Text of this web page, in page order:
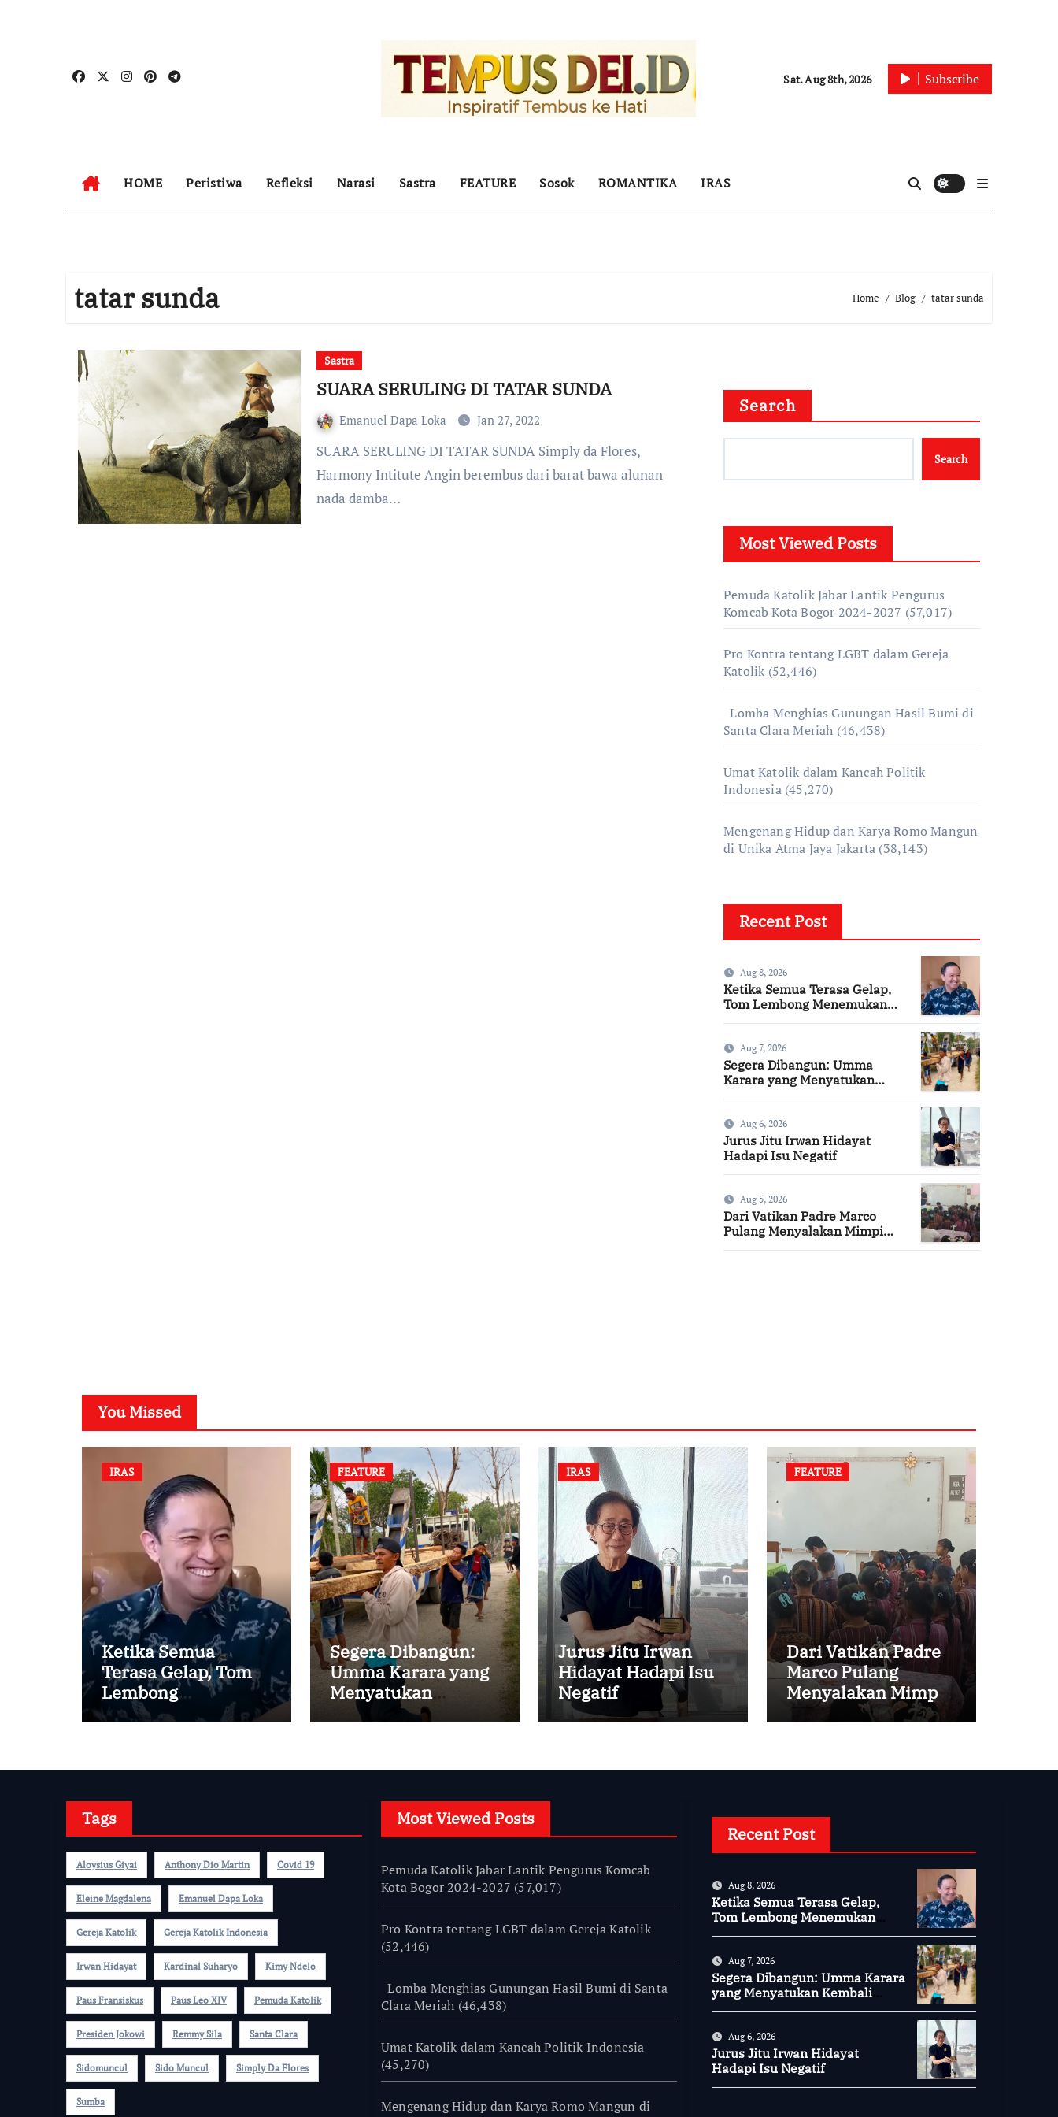
Sat. Aug 8th, 2026 Subscribe
HOME Peristiwa Refleksi Narasi Sastra FEATURE Sosok ROMANTIKA IRAS
tatar sunda Home Blog tatar sunda
Sastra
SUARA SERULING DI TATAR SUNDA
Emanuel Dapa Loka Jan 27, 2022
SUARA SERULING DI TATAR SUNDA Simply da Flores,
Harmony Intitute Angin berembus dari barat bawa alunan
nada damba…
Search
Search
Most Viewed Posts
Pemuda Katolik Jabar Lantik Pengurus
Komcab Kota Bogor 2024-2027 (57,017)
Pro Kontra tentang LGBT dalam Gereja
Katolik (52,446)
Lomba Menghias Gunungan Hasil Bumi di
Santa Clara Meriah (46,438)
Umat Katolik dalam Kancah Politik
Indonesia (45,270)
Mengenang Hidup dan Karya Romo Mangun
di Unika Atma Jaya Jakarta (38,143)
Recent Post
Aug 8, 2026
Ketika Semua Terasa Gelap,
Tom Lembong Menemukan
Aug 7, 2026
Segera Dibangun: Umma
Karara yang Menyatukan
Aug 6, 2026
Jurus Jitu Irwan Hidayat
Hadapi Isu Negatif
Aug 5, 2026
Dari Vatikan Padre Marco
Pulang Menyalakan Mimpi
You Missed
IRAS
Ketika Semua
Terasa Gelap, Tom
Lembong
Menemukan Cinta
FEATURE
Segera Dibangun:
Umma Karara yang
Menyatukan
Kembali
IRAS
Jurus Jitu Irwan
Hidayat Hadapi Isu
Negatif
FEATURE
Dari Vatikan Padre
Marco Pulang
Menyalakan Mimpi
Anak-anak Desa
Tags
Aloysius Giyai Anthony Dio Martin Covid 19
Eleine Magdalena Emanuel Dapa Loka
Gereja Katolik Gereja Katolik Indonesia
Irwan Hidayat Kardinal Suharyo Kimy Ndelo
Paus Fransiskus Paus Leo XIV Pemuda Katolik
Presiden Jokowi Remmy Sila Santa Clara
Sidomuncul Sido Muncul Simply Da Flores
Sumba
Most Viewed Posts
Pemuda Katolik Jabar Lantik Pengurus Komcab
Kota Bogor 2024-2027 (57,017)
Pro Kontra tentang LGBT dalam Gereja Katolik
(52,446)
Lomba Menghias Gunungan Hasil Bumi di Santa
Clara Meriah (46,438)
Umat Katolik dalam Kancah Politik Indonesia
(45,270)
Mengenang Hidup dan Karya Romo Mangun di
Recent Post
Aug 8, 2026
Ketika Semua Terasa Gelap,
Tom Lembong Menemukan
Aug 7, 2026
Segera Dibangun: Umma Karara
yang Menyatukan Kembali
Aug 6, 2026
Jurus Jitu Irwan Hidayat
Hadapi Isu Negatif